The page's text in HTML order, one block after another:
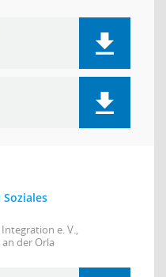
e. V.,
der Orla